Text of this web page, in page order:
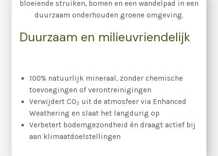
Duurzaam en milieuvriendelijk
100% natuurlijk mineraal, zonder chemische
toevoegingen of verontreinigingen
Verwijdert CO₂ uit de atmosfeer via Enhanced
Weathering en slaat het langdurig op
Verbetert bodemgezondheid én draagt actief bij
aan klimaatdoelstellingen